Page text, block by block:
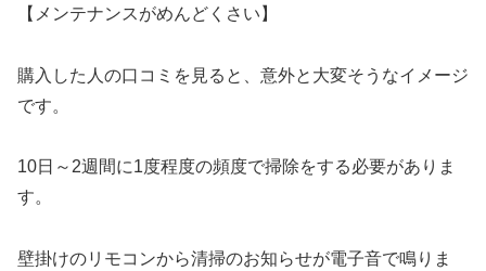
【メンテナンスがめんどくさい】
購入した人の口コミを見ると、意外と大変そうなイメージ
です。
10日～2週間に1度程度の頻度で掃除をする必要がありま
す。
壁掛けのリモコンから清掃のお知らせが電子音で鳴りま